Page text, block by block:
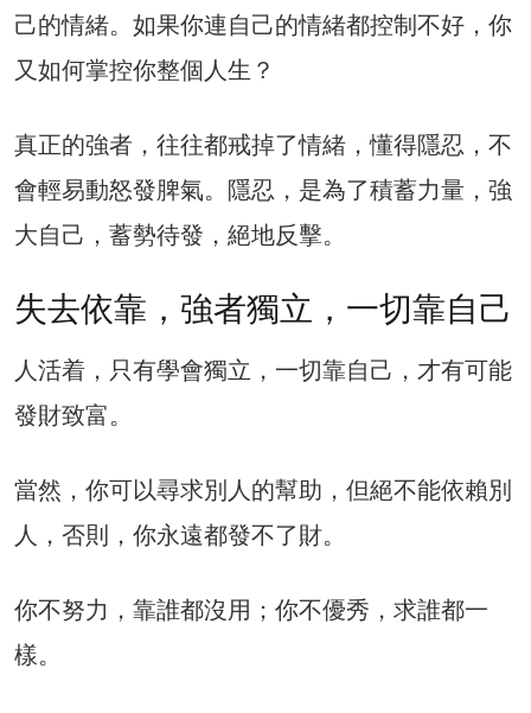
己的情緒。如果你連自己的情緒都控制不好，你
又如何掌控你整個人生？
真正的強者，往往都戒掉了情緒，懂得隱忍，不
會輕易動怒發脾氣。隱忍，是為了積蓄力量，強
大自己，蓄勢待發，絕地反擊。
失去依靠，強者獨立，一切靠自己
人活着，只有學會獨立，一切靠自己，才有可能
發財致富。
當然，你可以尋求別人的幫助，但絕不能依賴別
人，否則，你永遠都發不了財。
你不努力，靠誰都沒用；你不優秀，求誰都一
樣。